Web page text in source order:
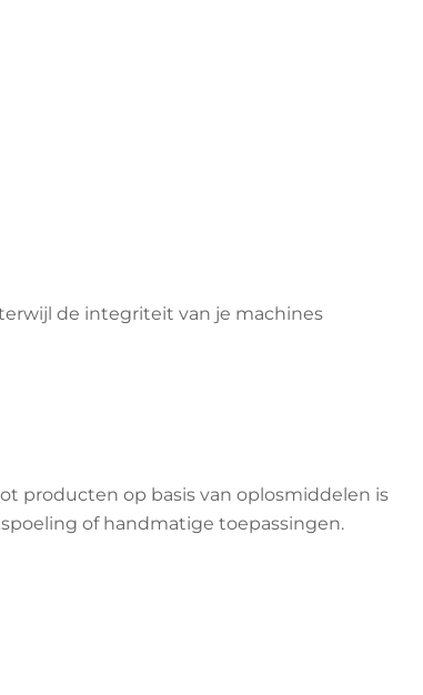
de integriteit van je machines
producten op basis van oplosmiddelen is
of handmatige toepassingen.